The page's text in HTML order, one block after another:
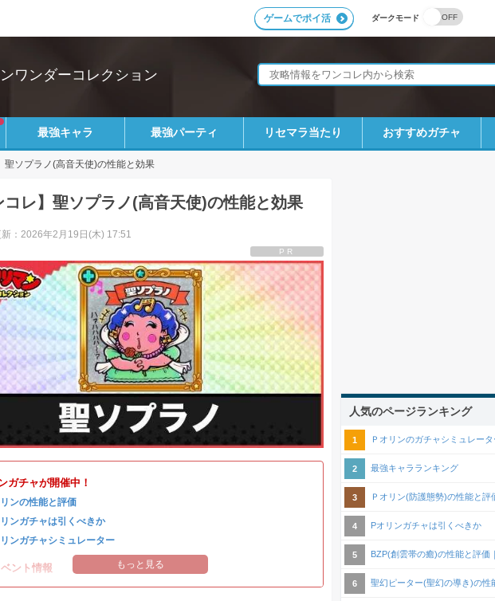
ダークモード
ゲームでポイ活
ワンダーコレクション
最強キャラ 最強パーティ リセマラ当たり おすすめガチャ
聖ソプラノ(高音天使)の性能と効果
コレ】聖ソプラノ(高音天使)の性能と効果
：2026年2月19日(木) 17:51
PR
ガチャが開催中！
ンの性能と評価
ンガチャは引くべきか
ンガチャシミュレーター
ント情報 もっと見る
人気のページランキング
Ｐオリンのガチャシミュレータ
最強キャラランキング
Ｐオリン(防護態勢)の性能と評
Pオリンガチャは引くべきか
BZP(創雲帯の癒)の性能と評
聖幻ピーター(聖幻の導き)の性